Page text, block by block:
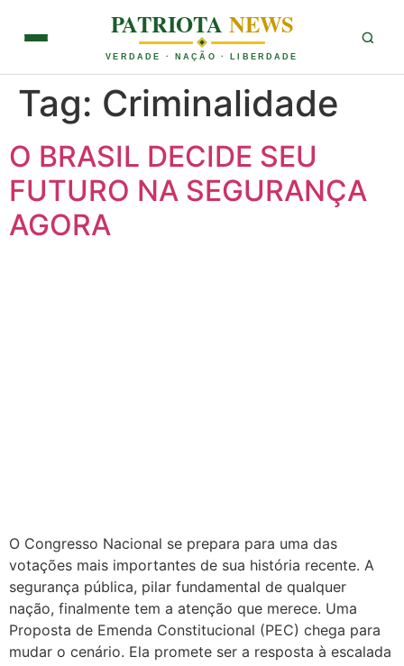
PATRIOTANEWS
VERDADE · NAÇÃO · LIBERDADE
Tag: Criminalidade
O BRASIL DECIDE SEU
FUTURO NA SEGURANÇA
AGORA
O Congresso Nacional se prepara para uma das
votações mais importantes de sua história recente. A
segurança pública, pilar fundamental de qualquer
nação, finalmente tem a atenção que merece. Uma
Proposta de Emenda Constitucional (PEC) chega para
mudar o cenário. Ela promete ser a resposta à escalada